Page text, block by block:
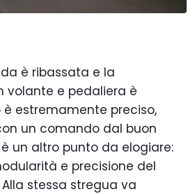
è ribassata e la
volante e pedaliera è
è estremamente preciso,
un comando dal buon
un altro punto da elogiare:
e precisione del
stessa stregua va